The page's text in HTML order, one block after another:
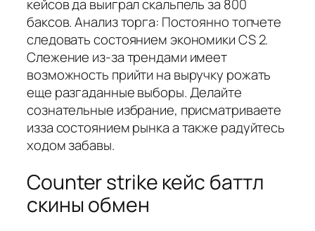
кейсов да выиграл скальпель за 800
баксов. Анализ торга: Постоянно топчете
следовать состоянием экономики CS 2.
Слежение из-за трендами имеет
возможность прийти на выручку рожать
еще разгаданные выборы. Делайте
сознательные избрание, присматриваете
изза состоянием рынка а также радуйтесь
ходом забавы.
Counter strike кейс баттл
скины обмен